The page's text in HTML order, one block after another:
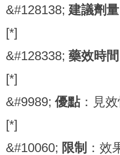
&#128138; 建議劑量
[*]
&#128338; 藥效時間
[*]
&#9989;優點：見
[*]
&#10060; 限制
：效